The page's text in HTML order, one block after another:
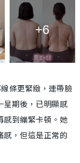
+6
條更緊緻，連帶臉
星期後，已明顯感
感到繃緊卡頓。她
感，但這是正常的